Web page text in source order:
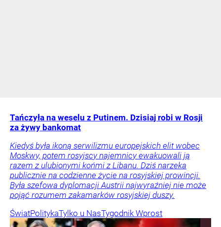
Tańczyła na weselu z Putinem. Dzisiaj robi w Rosji
za żywy bankomat
Kiedyś była ikoną serwilizmu europejskich elit wobec
Moskwy, potem rosyjscy najemnicy ewakuowali ją
razem z ulubionymi końmi z Libanu. Dziś narzeka
publicznie na codzienne życie na rosyjskiej prowincji.
Była szefowa dyplomacji Austrii najwyraźniej nie może
pojąć rozumem zakamarków rosyjskiej duszy.
ŚwiatPolitykaTylko u NasTygodnik Wprost